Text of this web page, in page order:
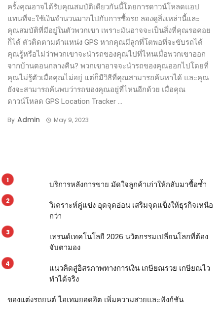
ครั้งคุณอาจได้รับคุณสมบัติเดียวกันนี้โดยการดาวน์โหลดแอป
แทนที่จะใช้เงินจำนวนมากไปกับการซื้อรถ ลองดูสิ่งเหล่านี้และ
คุณสมบัติที่มีอยู่ในตัวพวกเขา เพราะมันอาจจะเป็นสิ่งที่คุณรอคอย
ก็ได้ ตัวติดตามตำแหน่ง GPS หากคุณมีลูกที่โตพอที่จะขับรถได้
คุณรู้หรือไม่ว่าพวกเขาจะนำรถของคุณไปที่ไหนเมื่อพวกเขาออก
จากบ้านตอนกลางคืน? พวกเขาอาจจะนำรถของคุณออกไปโดยที่
คุณไม่รู้ตัวเมื่อคุณไม่อยู่ แต่ก็มีวิธีที่คุณสามารถค้นหาได้ และคุณ
ยังจะสามารถค้นพบว่ารถของคุณอยู่ที่ไหนอีกด้วย เมื่อคุณ
ดาวน์โหลด GPS Location Tracker ...
By Admin May 9, 2023
บริการหลังการขาย มัดใจลูกค้าเก่าให้กลับมาซื้อซ้ำ
วิเคราะห์คู่แข่ง อุดจุดอ่อน เสริมจุดแข็งให้ธุรกิจเหนือ
กว่า
เทรนด์เทคโนโลยี 2026 นวัตกรรมเปลี่ยนโลกที่ต้อง
จับตามอง
แนวคิดสู่อิสรภาพทางการเงิน เกษียณรวย เกษียณไว
ทำได้จริง
ของแต่งรถยนต์ ไอเทมยอดฮิต เพิ่มความสวยและฟังก์ชัน